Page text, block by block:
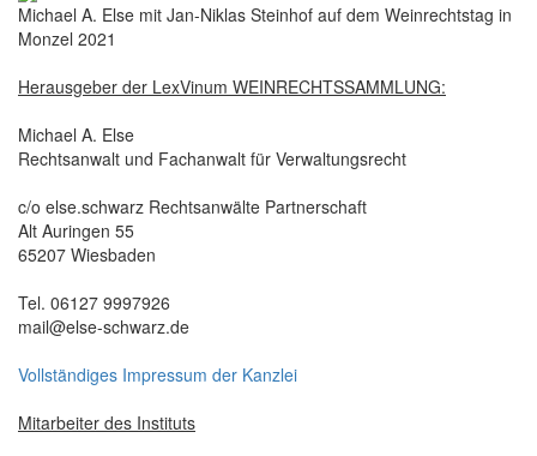
Michael A. Else mit Jan-Niklas Steinhof auf dem Weinrechtstag in
Monzel 2021
Herausgeber der LexVinum WEINRECHTSSAMMLUNG:
Michael A. Else
Rechtsanwalt und Fachanwalt für Verwaltungsrecht
c/o else.schwarz Rechtsanwälte Partnerschaft
Alt Auringen 55
65207 Wiesbaden
Tel. 06127 9997926
mail@else-schwarz.de
Vollständiges Impressum der Kanzlei
Mitarbeiter des Instituts